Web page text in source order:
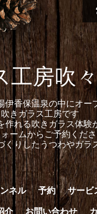
工房吹
伊香保温泉の中にオー
吹きガラス工房です
作れる吹きガラス体験
ームからご予約くださ
くりしたうつわやガラ
ネル 予約 サービ
介 お問い合わせ